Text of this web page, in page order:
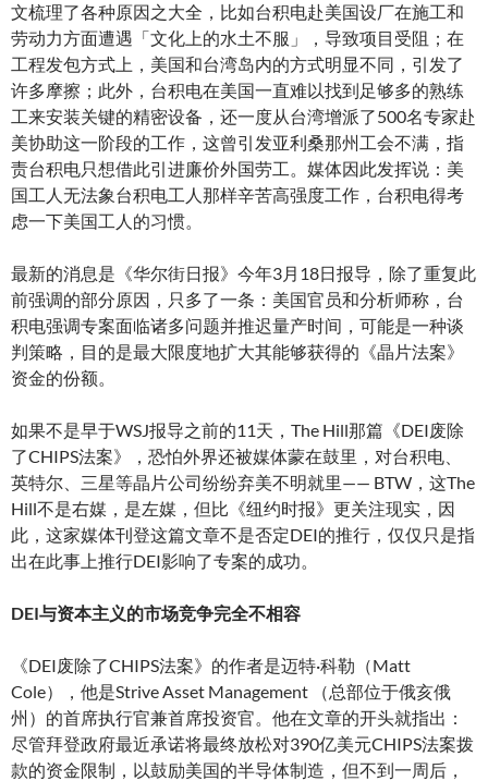
文梳理了各种原因之大全，比如台积电赴美国设厂在施工和
劳动力方面遭遇「文化上的水土不服」，导致项目受阻；在
工程发包方式上，美国和台湾岛内的方式明显不同，引发了
许多摩擦；此外，台积电在美国一直难以找到足够多的熟练
工来安装关键的精密设备，还一度从台湾增派了500名专家赴
美协助这一阶段的工作，这曾引发亚利桑那州工会不满，指
责台积电只想借此引进廉价外国劳工。媒体因此发挥说：美
国工人无法象台积电工人那样辛苦高强度工作，台积电得考
虑一下美国工人的习惯。
最新的消息是《华尔街日报》今年3月18日报导，除了重复此
前强调的部分原因，只多了一条：美国官员和分析师称，台
积电强调专案面临诸多问题并推迟量产时间，可能是一种谈
判策略，目的是最大限度地扩大其能够获得的《晶片法案》
资金的份额。
如果不是早于WSJ报导之前的11天，The Hill那篇《DEI废除
了CHIPS法案》，恐怕外界还被媒体蒙在鼓里，对台积电、
英特尔、三星等晶片公司纷纷弃美不明就里—— BTW，这The
Hill不是右媒，是左媒，但比《纽约时报》更关注现实，因
此，这家媒体刊登这篇文章不是否定DEI的推行，仅仅只是指
出在此事上推行DEI影响了专案的成功。
DEI与资本主义的市场竞争完全不相容
《DEI废除了CHIPS法案》的作者是迈特·科勒（Matt
Cole），他是Strive Asset Management （总部位于俄亥俄
州）的首席执行官兼首席投资官。他在文章的开头就指出：
尽管拜登政府最近承诺将最终放松对390亿美元CHIPS法案拨
款的资金限制，以鼓励美国的半导体制造，但不到一周后，